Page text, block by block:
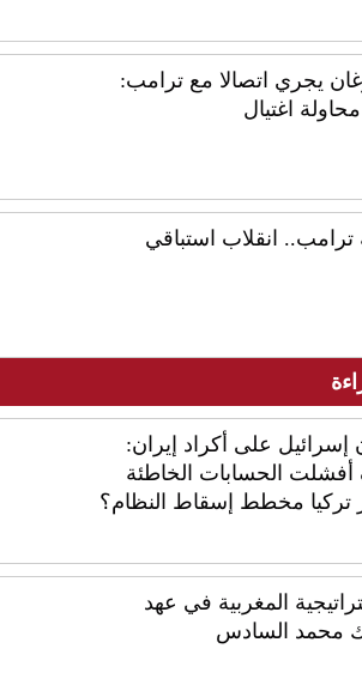
يجري اتصالا مع ترامب:
محاولة اغتيال
ترامب.. انقلاب استباقي
إسرائيل على أكراد إيران:
الحسابات الخاطئة
تركيا مخطط إسقاط النظام؟
المغربية في عهد
محمد السادس